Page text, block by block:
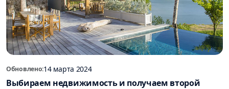
Обновлено:14 марта 2024
Выбираем недвижимость и получаем второй